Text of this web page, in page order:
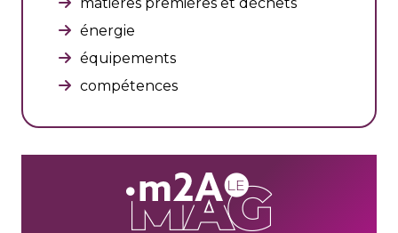
matières premières et déchets
énergie
équipements
compétences